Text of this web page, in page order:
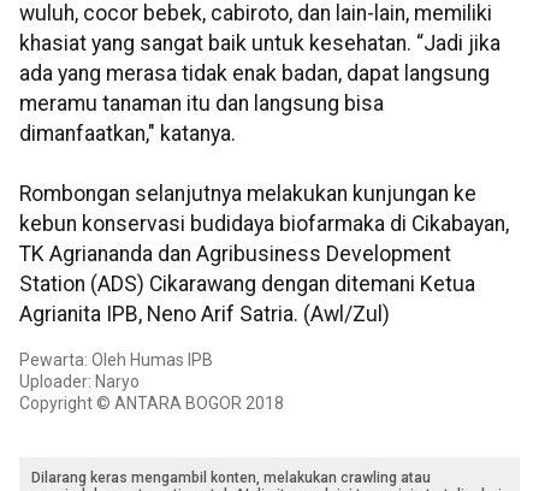
wuluh, cocor bebek, cabiroto, dan lain-lain, memiliki
khasiat yang sangat baik untuk kesehatan. “Jadi jika
ada yang merasa tidak enak badan, dapat langsung
meramu tanaman itu dan langsung bisa
dimanfaatkan," katanya.
Rombongan selanjutnya melakukan kunjungan ke
kebun konservasi budidaya biofarmaka di Cikabayan,
TK Agriananda dan Agribusiness Development
Station (ADS) Cikarawang dengan ditemani Ketua
Agrianita IPB, Neno Arif Satria. (Awl/Zul)
Pewarta: Oleh Humas IPB
Uploader: Naryo
Copyright © ANTARA BOGOR 2018
Dilarang keras mengambil konten, melakukan crawling atau